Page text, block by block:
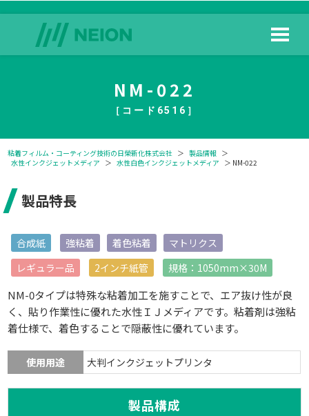
NM-022
［コード6516］
粘着フィルム・コーティング技術の日榮新化株式会社 ＞ 製品情報 ＞
水性インクジェットメディア ＞ 水性白色インクジェットメディア ＞ NM-022
製品特長
合成紙 強粘着 着色粘着
マトリクス
レギュラー品
2インチ紙管 規格：1050mm×30M
NM-0タイプは特殊な粘着加工を施すことで、エア抜け性が良
く、貼り作業性に優れた水性ＩＪメディアです。粘着剤は強粘
着仕様で、着色することで隠蔽性に優れています。
使用用途 大判インクジェットプリンタ
製品構成